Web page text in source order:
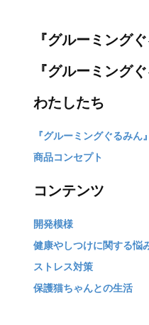
『グルーミング
『グルーミング
わたしたち
『グルーミングぐるみん
商品コンセプト
コンテンツ
開発模様
健康やしつけに関する悩
ストレス対策
保護猫ちゃんとの生活